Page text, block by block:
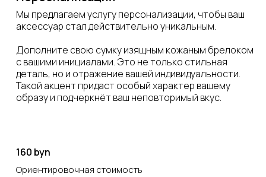
Мы предлагаем услугу персонализации, чтобы ваш
аксессуар стал действительно уникальным.
Дополните свою сумку изящным кожаным брелоком
с вашими инициалами. Это не только стильная
деталь, но и отражение вашей индивидуальности.
Такой акцент придаст особый характер вашему
образу и подчеркнёт ваш неповторимый вкус.
160 byn
Ориентировочная стоимость